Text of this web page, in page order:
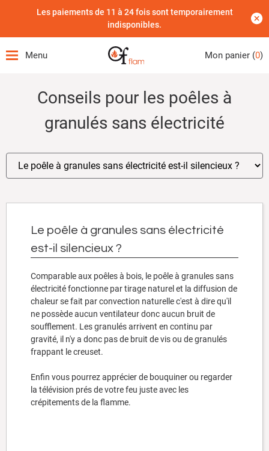
Les paiements de 11 à 24 fois sont temporairement
indisponibles.
Menu Mon panier (0)
Conseils pour les poêles à
granulés sans électricité
Le poêle à granules sans électricité
est-il silencieux ?
Comparable aux poêles à bois, le poêle à granules sans
électricité fonctionne par tirage naturel et la diffusion de
chaleur se fait par convection naturelle c'est à dire qu'il
ne possède aucun ventilateur donc aucun bruit de
soufflement. Les granulés arrivent en continu par
gravité, il n'y a donc pas de bruit de vis ou de granulés
frappant le creuset.
Enfin vous pourrez apprécier de bouquiner ou regarder
la télévision prés de votre feu juste avec les
crépitements de la flamme.